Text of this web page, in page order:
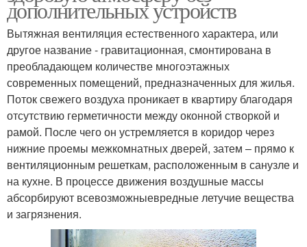
дополнительных устройств
Вытяжная вентиляция естественного характера, или
другое название - гравитационная, смонтирована в
преобладающем количестве многоэтажных
современных помещений, предназначенных для жилья.
Поток свежего воздуха проникает в квартиру благодаря
отсутствию герметичности между оконной створкой и
рамой. После чего он устремляется в коридор через
нижние проемы межкомнатных дверей, затем – прямо к
вентиляционным решеткам, расположенным в санузле и
на кухне. В процессе движения воздушные массы
абсорбируют всевозможныевредные летучие вещества
и загрязнения.